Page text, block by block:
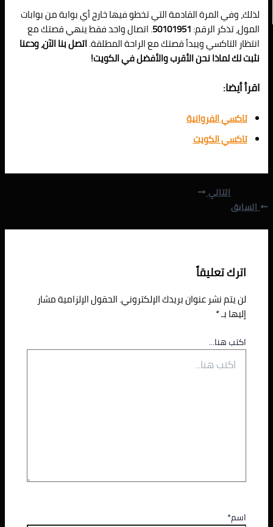
لذلك، وفي المرة القادمة التي تخطو فيها خارج أي بوابة من بوابات
المول، تذكر الرقم:50101951. اتصال واحد فقط ينهي قصتك مع
انتظار التاكسي ويبدأ قصتك مع الراحة المطلقة.اتصل بنا الآن، ودعنا
نثبت لك لماذا نحن الأقرب والأفضل في الكويت!
اقرأ أيضا:
تاكسي الفروانية
تاكسي الكويت
السابق
التالي
اترك تعليقاً
لن يتم نشر عنوان بريدك الإلكتروني.الحقول الإلزامية مشار
إليها بـ*
اكتب هنا...
اسم*